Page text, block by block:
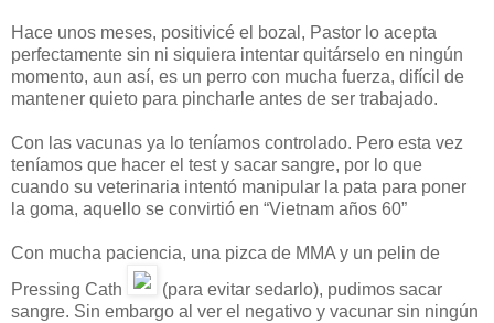
Hace unos meses, positivicé el bozal, Pastor lo acepta
perfectamente sin ni siquiera intentar quitárselo en ningún
momento, aun así, es un perro con mucha fuerza, difícil de
mantener quieto para pincharle antes de ser trabajado.
Con las vacunas ya lo teníamos controlado. Pero esta vez
teníamos que hacer el test y sacar sangre, por lo que
cuando su veterinaria intentó manipular la pata para poner
la goma, aquello se convirtió en “Vietnam años 60”
Con mucha paciencia, una pizca de MMA y un pelin de
Pressing Cath
(para evitar sedarlo), pudimos sacar
sangre. Sin embargo al ver el negativo y vacunar sin ningún